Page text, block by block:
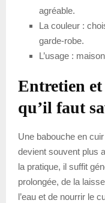
agréable.
La couleur :
garde-robe.
L’usage :
Entretien et
qu’il faut
Une babouche en
devient souvent plus
la pratique, il suffit
prolongée, de la
l’eau et de nourrir le